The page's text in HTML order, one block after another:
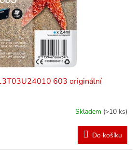
603 originální
Skladem (>10 ks)
Do košíku